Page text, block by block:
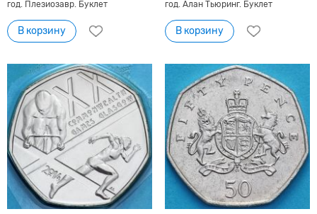
год. Плезиозавр. Буклет
В корзину
год. Алан Тьюринг. Буклет
В корзину